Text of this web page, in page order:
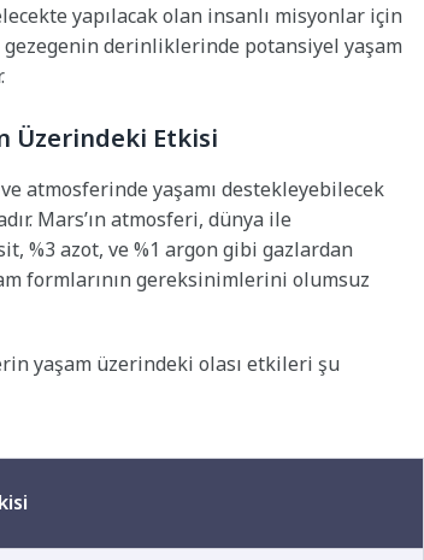
yapılacak olan insanlı misyonlar için
derinliklerinde potansiyel yaşam
Üzerindeki Etkisi
atmosferinde yaşamı destekleyebilecek
Mars’ın atmosferi, dünya ile
%3 azot, ve %1 argon gibi gazlardan
formlarının gereksinimlerini olumsuz
yaşam üzerindeki olası etkileri şu